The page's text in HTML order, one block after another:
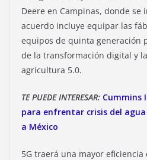
Deere en Campinas, donde se
acuerdo incluye equipar las
equipos de quinta generación
de la transformación digital y
agricultura 5.0.
TE PUEDE INTERESAR: Cummins
para enfrentar crisis del
a México
5G traerá una mayor